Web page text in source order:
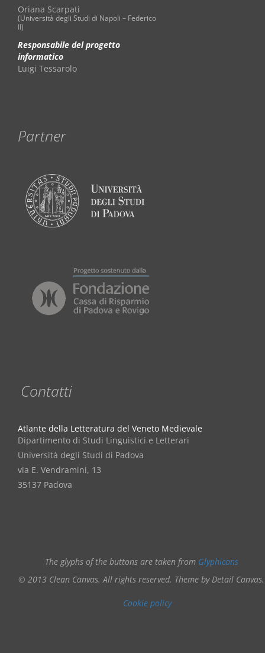
Oriana Scarpati
(Università degli Studi di Napoli – Federico
II)
Responsabile del progetto
informatico
Luigi Tessarolo
Partner
Contatti
Atlante della Letteratura del Veneto Medievale
Dipartimento di Studi Linguistici e Letterari
Università degli Studi di Padova
via E. Vendramini, 13
35137 Padova
The glyphs of the buttons are taken from Glyphicons
© 2013 Clean Canvas. All rights reserved. Theme by Detail Canvas.
Cookie policy